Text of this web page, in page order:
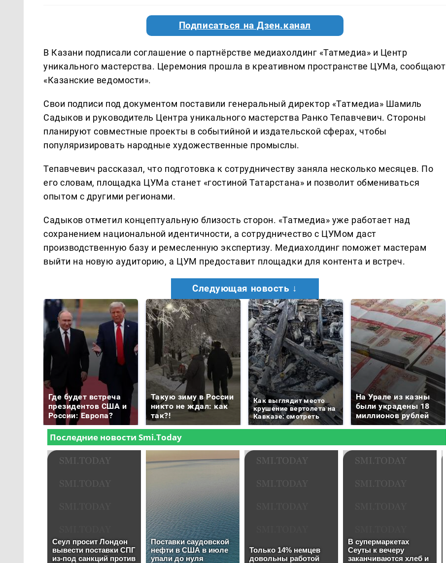
Подписаться на Дзен.канал
В Казани подписали соглашение о партнёрстве медиахолдинг «Татмедиа» и Центр
уникального мастерства. Церемония прошла в креативном пространстве ЦУМа, сообщают
«Казанские ведомости».
Свои подписи под документом поставили генеральный директор «Татмедиа» Шамиль
Садыков и руководитель Центра уникального мастерства Ранко Тепавчевич. Стороны
планируют совместные проекты в событийной и издательской сферах, чтобы
популяризировать народные художественные промыслы.
Тепавчевич рассказал, что подготовка к сотрудничеству заняла несколько месяцев. По
его словам, площадка ЦУМа станет «гостиной Татарстана» и позволит обмениваться
опытом с другими регионами.
Садыков отметил концептуальную близость сторон. «Татмедиа» уже работает над
сохранением национальной идентичности, а сотрудничество с ЦУМом даст
производственную базу и ремесленную экспертизу. Медиахолдинг поможет мастерам
выйти на новую аудиторию, а ЦУМ предоставит площадки для контента и встреч.
Следующая новость ↓
Где будет встреча
президентов США и
России: Европа?
Такую зиму в России
никто не ждал: как
так?!
Как выглядит место
крушение вертолета на
Кавказе: смотреть
На Урале из казны
были украдены 18
миллионов рублей